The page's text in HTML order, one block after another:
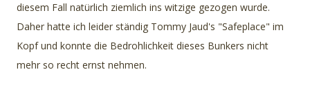
diesem Fall natürlich ziemlich ins witzige gezogen wurde.
Daher hatte ich leider ständig Tommy Jaud's "Safeplace" im
Kopf und konnte die Bedrohlichkeit dieses Bunkers nicht
mehr so recht ernst nehmen.